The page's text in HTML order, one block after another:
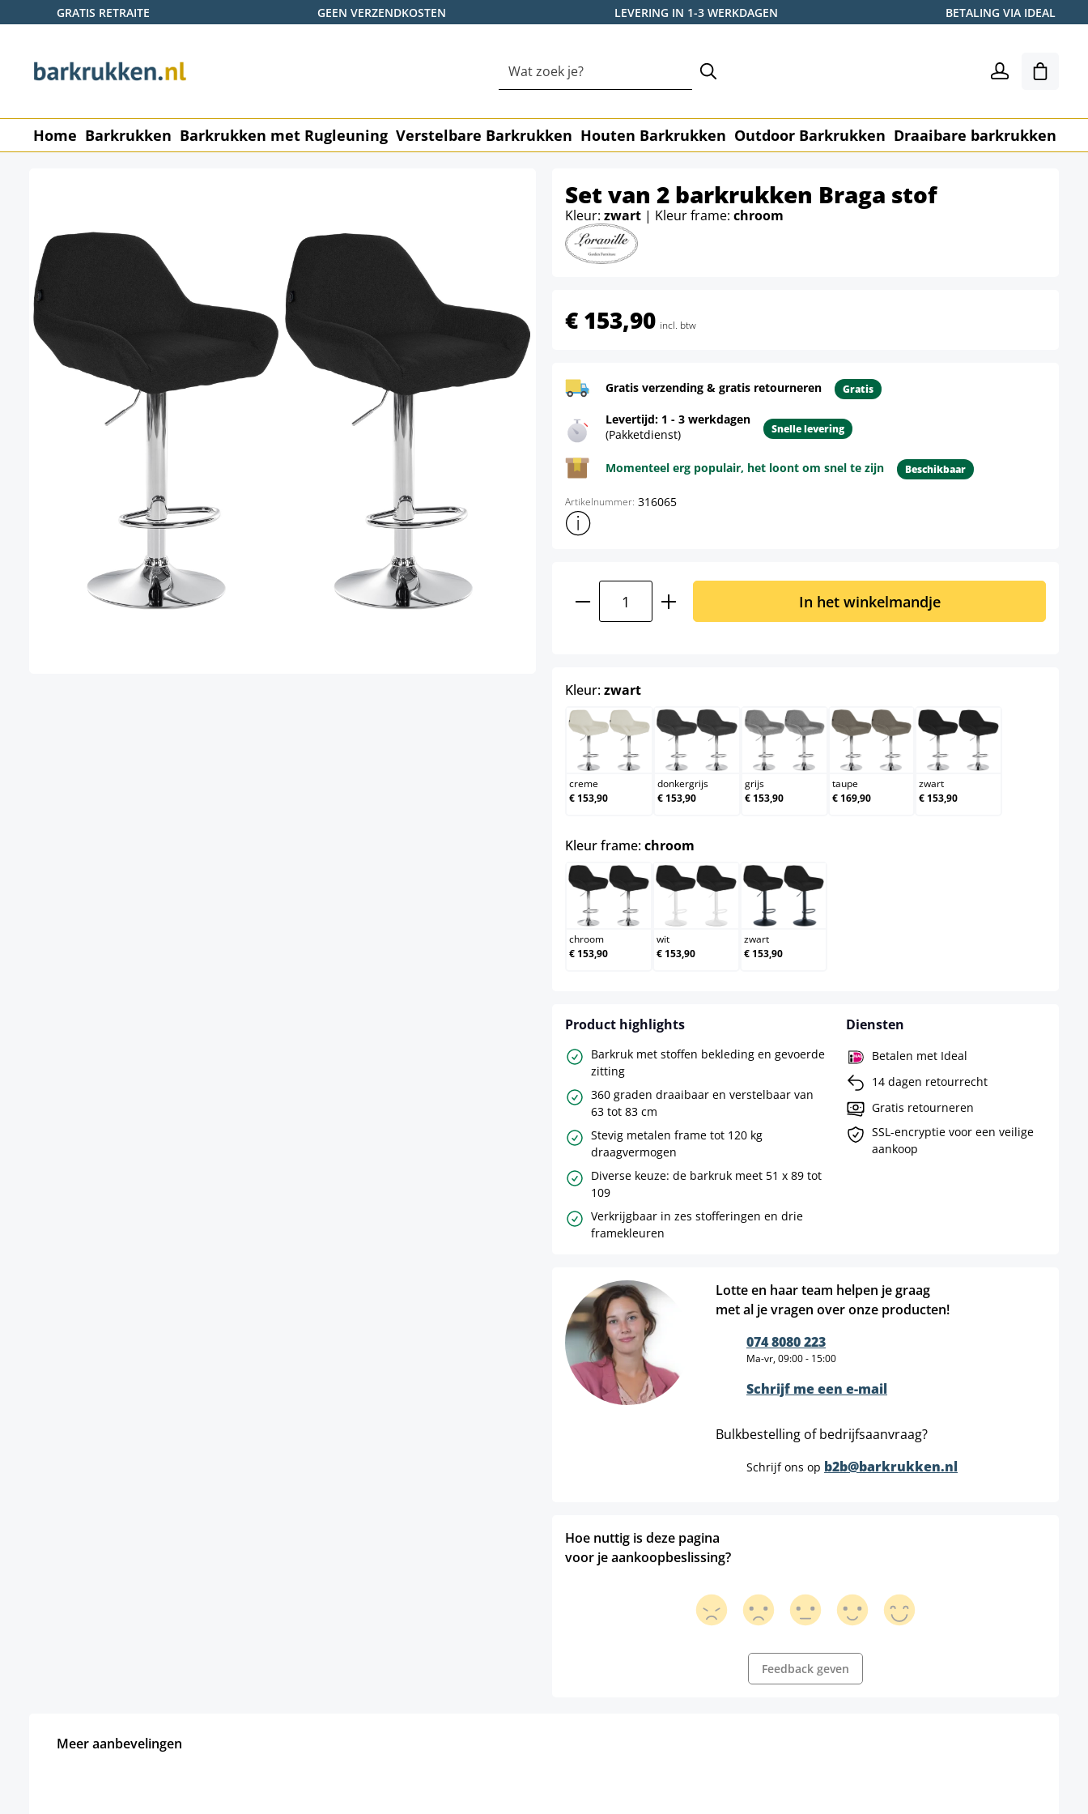
de hoofdinhoud
Ga naar de zoekopdracht
Ga naar de hoofdnavigatie
GRATIS RETRAITE GEEN VERZENDKOSTEN LEVERING IN 1-3 WERKDAGEN BETALING VIA IDEAL
Home Barkrukken Barkrukken met Rugleuning Verstelbare Barkrukken Houten Barkrukken Outdoor Barkrukken Draaibare barkrukken
Set van 2 barkrukken Braga stof
Kleur: zwart | Kleur frame: chroom
€ 153,90 incl. btw
Gratis verzending & gratis retourneren Gratis
Levertijd: 1 - 3 werkdagen
(Pakketdienst)
Snelle levering
Momenteel erg populair, het loont om snel te zijn Beschikbaar
Artikelnummer: 316065
Toon meer productinformatie
Producthoeveelheid: Voer de gewenste hoeveelheid in
In het winkelmandje
Kleur:zwartselect
creme
creme
€ 153,90
donkergrijs
donkergrijs
€ 153,90
grijs
grijs
€ 153,90
taupe
taupe
€ 169,90
zwart
zwart
€ 153,90
Kleur frame:chroom
chroom
chroom
€ 153,90
wit
€ 153,90
zwart
zwart
€ 153,90
Product highlights
Barkruk met stoffen bekleding en gevoerde
zitting
360 graden draaibaar en verstelbaar van
63 tot 83 cm
Stevig metalen frame tot 120 kg
draagvermogen
Diverse keuze: de barkruk meet 51 x 89 tot
109
Verkrijgbaar in zes stofferingen en drie
framekleuren
Diensten
Betalen met Ideal
14 dagen retourrecht
Gratis retourneren
SSL-encryptie voor een veilige
aankoop
Lotte en haar team helpen je graag
met al je vragen over onze producten!
074 8080 223
Ma-vr, 09:00 - 15:00
Schrijf me een e-mail
Bulkbestelling of bedrijfsaanvraag?
Schrijf ons op b2b@barkrukken.nl
Hoe nuttig is deze pagina
voor je aankoopbeslissing?
Feedback geven
Meer aanbevelingen